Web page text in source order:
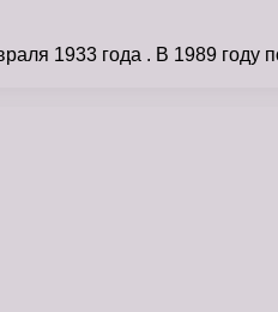
1933 года . В 1989 году